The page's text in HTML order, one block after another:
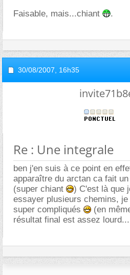
Faisable, mais...chiant .
30/08/2007, 16h35
Re : Une integrale
ben j'en suis à ce point en
apparaître du arctan ca fait
(super chiant
) C'est là que
essayer plusieurs chemins,
super compliqués
(en
résultat final est assez